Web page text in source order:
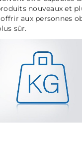
nouveaux et
aux personnes
sûr.